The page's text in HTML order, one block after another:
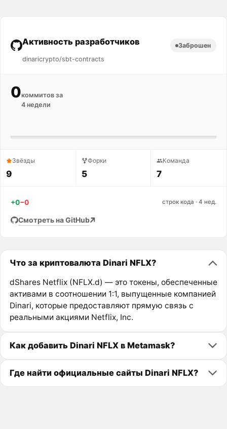
Активность разработчиков
dinaricrypto/sbt-contracts
Заброшен
0коммитов за
4 недели
Звёзды
9
Форки
5
Команда
7
+0−0 строк кода · 4 нед.
Смотреть на GitHub
Что за криптовалюта Dinari NFLX?
dShares Netflix (NFLX.d) — это токены, обеспеченные
активами в соотношении 1:1, выпущенные компанией
Dinari, которые предоставляют прямую связь с
реальными акциями Netflix, Inc.
Как добавить Dinari NFLX в Metamask?
Где найти официальные сайты Dinari NFLX?